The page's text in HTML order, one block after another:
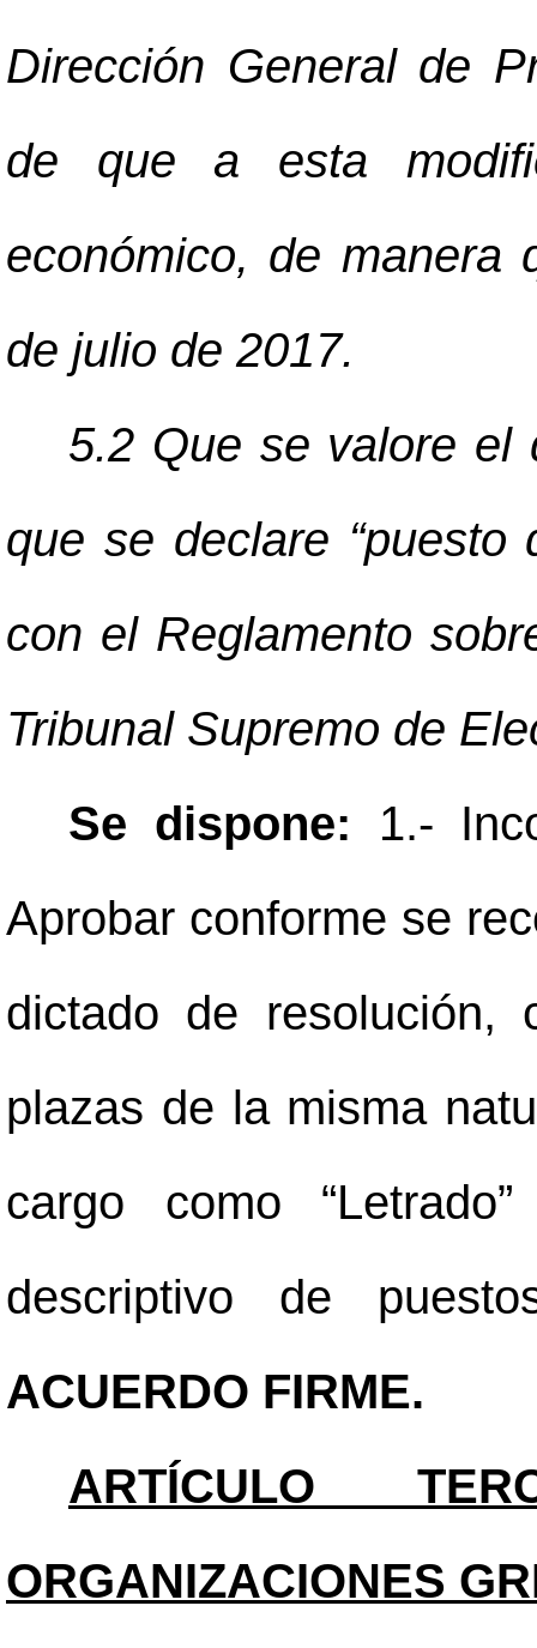
Dirección General de
de que a esta
económico, de manera
de julio de 2017.
5.2 Que se valore el
que se declare “puesto
con el Reglamento
Tribunal Supremo de
Se dispone: 1.-
Aprobar conforme se
dictado de resolución,
plazas de la misma
cargo como
descriptivo de
ACUERDO FIRME.
ARTÍCULO
ORGANIZACIONES